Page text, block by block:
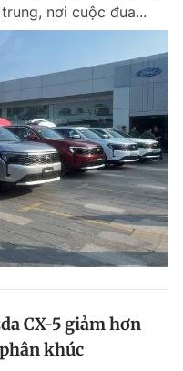
nơi cuộc đua...
CX-5 giảm hơn
khúc